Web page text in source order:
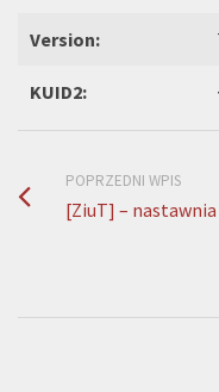
Version:
KUID2:
POPRZEDNI WPIS
[ZiuT] – nastawnia